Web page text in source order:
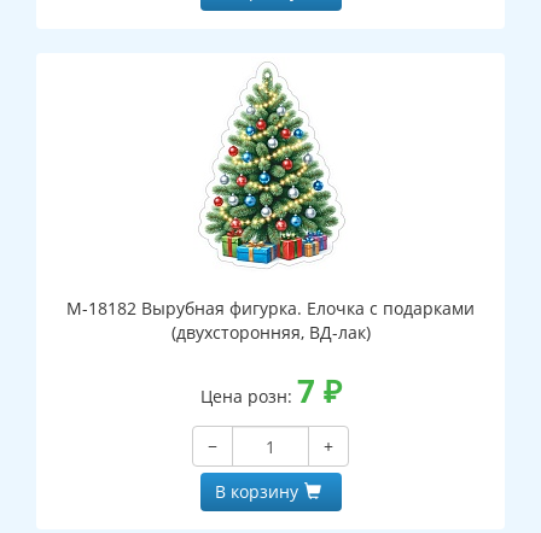
М-18182 Вырубная фигурка. Елочка с подарками
(двухсторонняя, ВД-лак)
Цена розн: 7 ₽
−
+
В корзину